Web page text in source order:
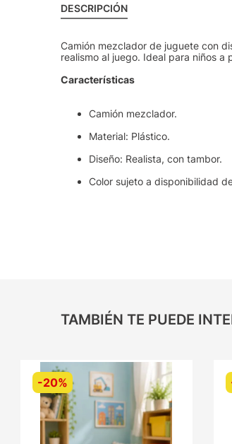
DESCRIPCIÓN
Camión mezclador de juguete con
realismo al juego. Ideal para niños a
Características
Camión mezclador.
Material: Plástico.
Diseño: Realista, con tambor.
Color sujeto a disponibilidad
TAMBIÉN TE PUEDE
-20%